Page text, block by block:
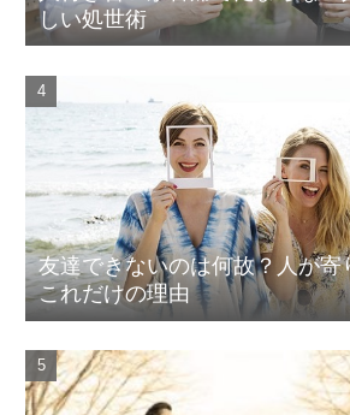
しい処世術
友達できないのは何故？人が寄
これだけの理由